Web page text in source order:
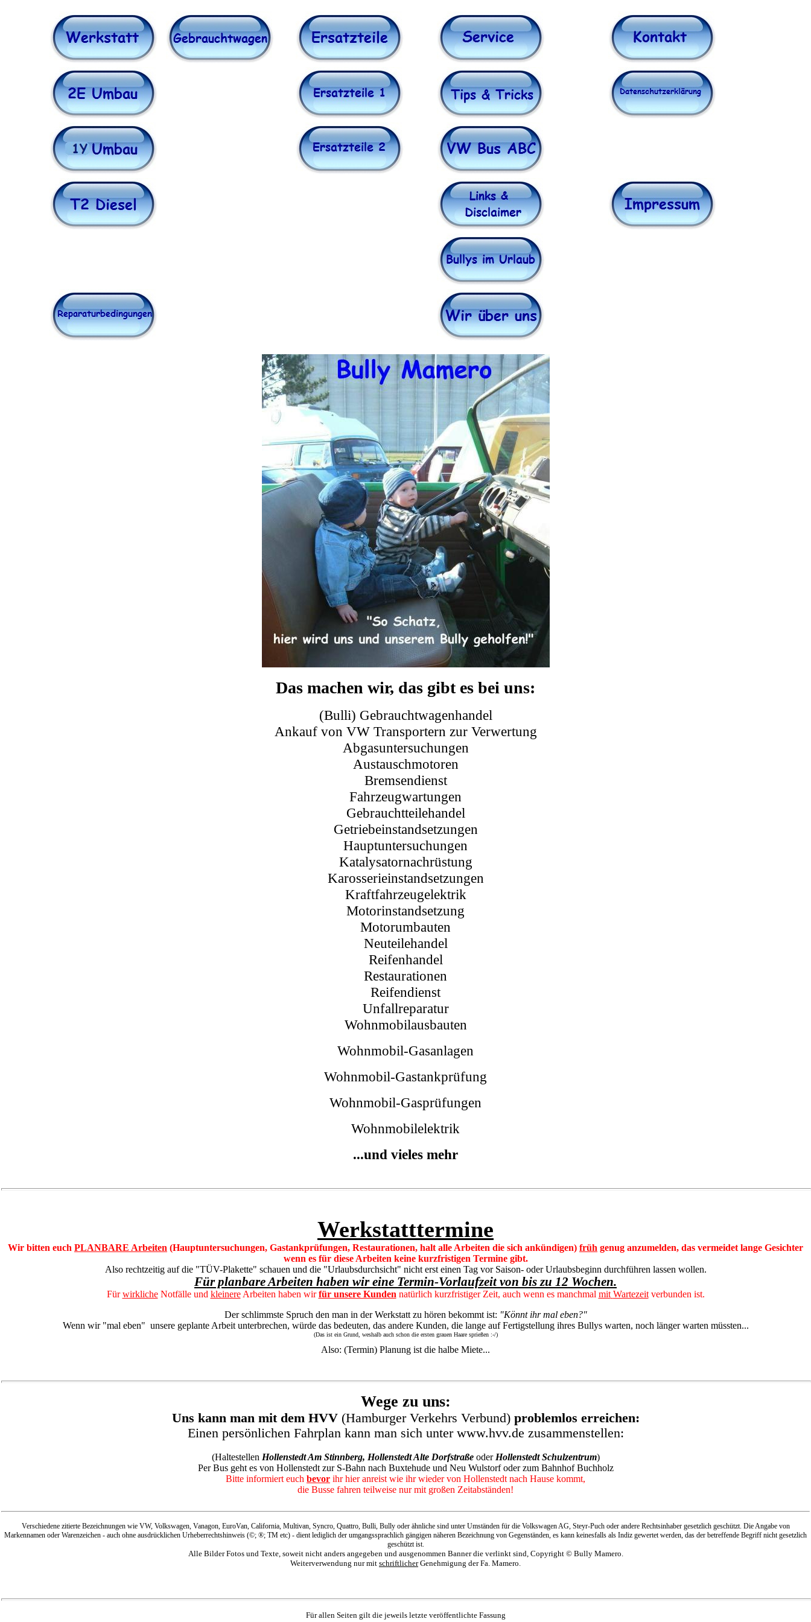
Das machen wir, das gibt es bei uns:
(Bulli) Gebrauchtwagenhandel
Ankauf von VW Transportern zur Verwertung
Abgasuntersuchungen
Austauschmotoren
Bremsendienst
Fahrzeugwartungen
Gebrauchtteilehandel
Getriebeinstandsetzungen
Hauptuntersuchungen
Katalysatornachrüstung
Karosserieinstandsetzungen
Kraftfahrzeugelektrik
Motorinstandsetzung
Motorumbauten
Neuteilehandel
Reifenhandel
Restaurationen
Reifendienst
Unfallreparatur
Wohnmobilausbauten
Wohnmobil-Gasanlagen
Wohnmobil-Gastankprüfung
Wohnmobil-Gasprüfungen
Wohnmobilelektrik
...und vieles mehr
Werkstatttermine
Wir bitten euch PLANBARE Arbeiten (Hauptuntersuchungen, Gastankprüfungen, Restaurationen, halt alle Arbeiten die sich ankündigen) früh genug anzumelden, das vermeidet lange Gesichter
wenn es für diese Arbeiten keine kurzfristigen Termine gibt.
Also rechtzeitig auf die "TÜV-Plakette" schauen und die "Urlaubsdurchsicht" nicht erst einen Tag vor Saison- oder Urlaubsbeginn durchführen lassen wollen.
Für planbare Arbeiten haben wir eine Termin-Vorlaufzeit von bis zu 12 Wochen.
FürwirklicheNotfälle und kleinereArbeiten haben wirfür unsere Kunden natürlich kurzfristiger Zeit, auch wenn es manchmal mit Wartezeitverbunden ist.
Der schlimmste Spruch den man in der Werkstatt zu hören bekommt ist: "Könnt ihr mal eben?"
Wenn wir "mal eben" unsere geplante Arbeit unterbrechen, würde das bedeuten, das andere Kunden, die lange auf Fertigstellung ihres Bullys warten, noch länger warten müssten...
(Das ist ein Grund, weshalb auch schon die ersten grauen Haare sprießen :-/)
Also: (Termin) Planung ist die halbe Miete...
Wege zu uns:
Uns kann man mit dem HVV (Hamburger Verkehrs Verbund)problemlos erreichen:
Einen persönlichen Fahrplan kann man sich unter www.hvv.de zusammenstellen:
(Haltestellen Hollenstedt Am Stinnberg, Hollenstedt Alte Dorfstraßeoder Hollenstedt Schulzentrum)
Per Bus geht es von Hollenstedt zur S-Bahn nach Buxtehude und Neu Wulstorf oder zum Bahnhof Buchholz
Bitte informiert euch bevor ihr hier anreist wie ihr wieder von Hollenstedt nach Hause kommt,
die Busse fahren teilweise nur mit großen Zeitabständen!
Verschiedene zitierte Bezeichnungen wie VW, Volkswagen, Vanagon, EuroVan, California, Multivan, Syncro, Quattro, Bulli, Bully oder ähnliche sind unter Umständen für die Volkswagen AG, Steyr-Puch oder andere Rechtsinhaber gesetzlich geschützt. Die Angabe von
Markennamen oder Warenzeichen - auch ohne ausdrücklichen Urheberrechtshinweis (©; ®; TM etc) - dient lediglich der umgangssprachlich gängigen näheren Bezeichnung von Gegenständen, es kann keinesfalls als Indiz gewertet werden, das der betreffende Begriff nicht gesetzlich
geschützt ist.
Alle Bilder Fotos und Texte, soweit nicht anders angegeben und ausgenommen Banner die verlinkt sind, Copyright © Bully Mamero.
Weiterverwendung nur mit schriftlicherGenehmigung der Fa. Mamero.
Für allen Seiten gilt die jeweils letzte veröffentlichte Fassung